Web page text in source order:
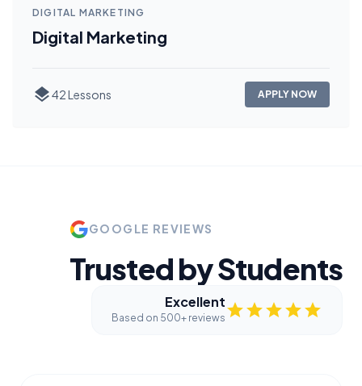
DIGITAL MARKETING
Digital Marketing
layers42 Lessons APPLY NOW
GOOGLE REVIEWS
Trusted by Students
Excellent
Based on 500+ reviews starstarstarstarstar